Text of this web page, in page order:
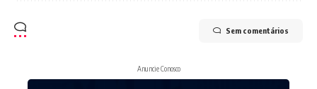
Sem comentários
Anuncie Conosco